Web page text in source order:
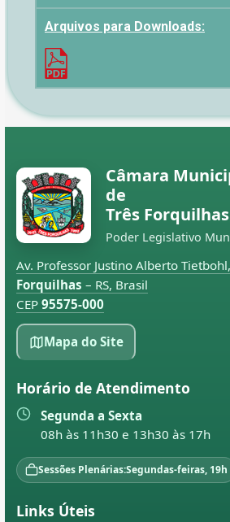
Arquivos para Downloads:
Câmara
de
Três Forquilhas
Poder Legislativo
Av. Professor Justino Alberto
Forquilhas – RS, Brasil
CEP 95575-000
Mapa do Site
Horário de Atendimento
Segunda a Sexta
08h às 11h30 e 13h30 às 17h
Sessões Plenárias:Segundas-feiras, 19h
Links Úteis